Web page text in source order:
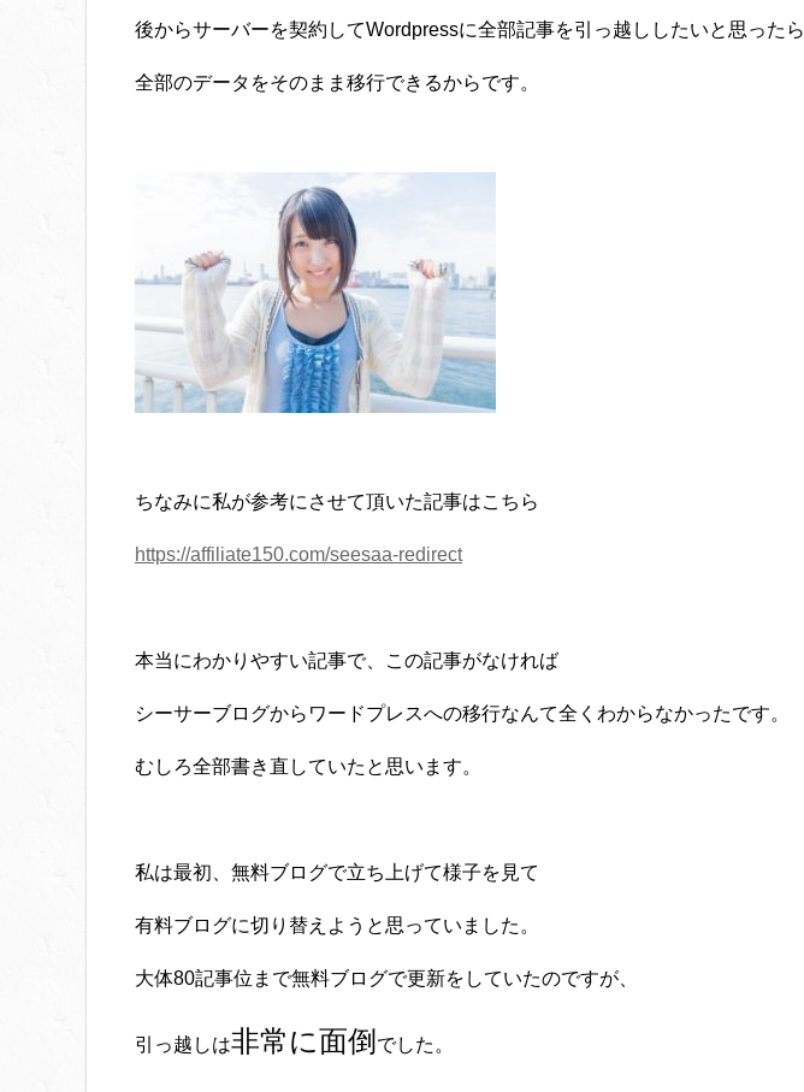
後からサーバーを契約してWordpressに全部記事を引っ越ししたいと思ったら
全部のデータをそのまま移行できるからです。
ちなみに私が参考にさせて頂いた記事はこちら
https://affiliate150.com/seesaa-redirect
本当にわかりやすい記事で、この記事がなければ
シーサーブログからワードプレスへの移行なんて全くわからなかったです。
むしろ全部書き直していたと思います。
私は最初、無料ブログで立ち上げて様子を見て
有料ブログに切り替えようと思っていました。
大体80記事位まで無料ブログで更新をしていたのですが、
引っ越しは非常に面倒 でした。